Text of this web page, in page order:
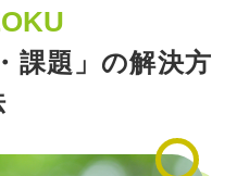
課題」の解決方